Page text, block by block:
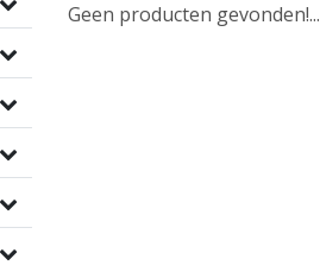
Geen producten gevonden!...